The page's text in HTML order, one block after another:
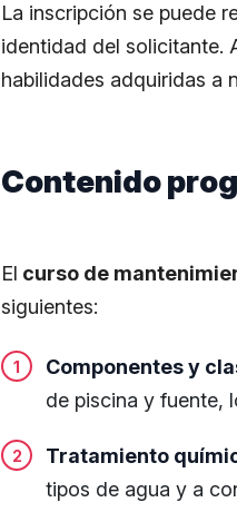
La inscripción se puede
identidad del solicitante.
habilidades adquiridas a
Contenido
El curso de
siguientes:
Componentes y
de piscina y fuente,
Tratamiento
tipos de agua y a